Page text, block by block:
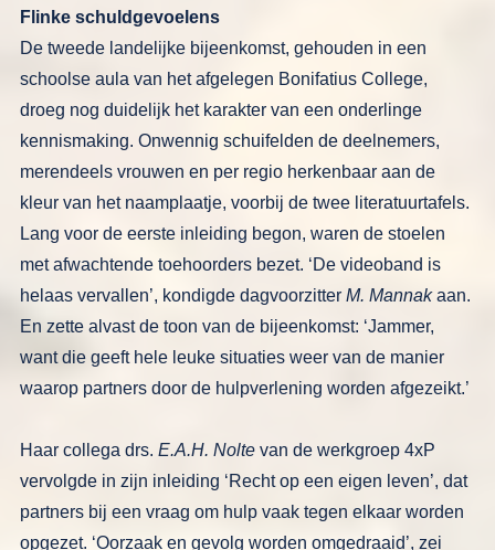
Flinke schuldgevoelens
De tweede landelijke bijeenkomst, ge­houden in een
schoolse aula van het af­gelegen Bonifatius College,
droeg nog duidelijk het karakter van een onder­linge
kennismaking. Onwennig schui­felden de deelnemers,
merendeels vrou­wen en per regio herkenbaar aan de
kleur van het naamplaatje, voorbij de twee literatuurtafels.
Lang voor de eer­ste inleiding begon, waren de stoelen
met afwachtende toehoorders bezet. ‘De videoband is
helaas vervallen’, kon­digde dagvoorzitter M. Mannakaan.
En zette alvast de toon van de bijeenkomst: ‘Jammer,
want die geeft hele leuke situ­aties weer van de manier
waarop part­ners door de hulpverlening worden afge­zeikt.’
Haar collega drs. E.A.H. Nolte van de werkgroep 4xP
vervolgde in zijn inlei­ding ‘Recht op een eigen leven’, dat
partners bij een vraag om hulp vaak te­gen elkaar worden
opgezet. ‘Oorzaak en gevolg worden omgedraaid’, zei